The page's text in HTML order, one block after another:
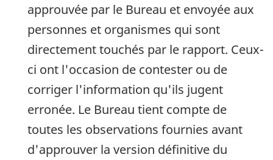
approuvée par le Bureau et envoyée aux
personnes et organismes qui sont
directement touchés par le rapport. Ceux-
ci ont l'occasion de contester ou de
corriger l'information qu'ils jugent
erronée. Le Bureau tient compte de
toutes les observations fournies avant
d'approuver la version définitive du